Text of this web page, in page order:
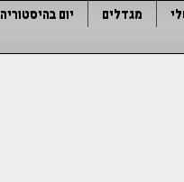
מגדלים יום בהיסטוריה